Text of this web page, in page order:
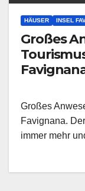
HÄUSER INSEL
Großes
Großes
Favignana.
immer mehr